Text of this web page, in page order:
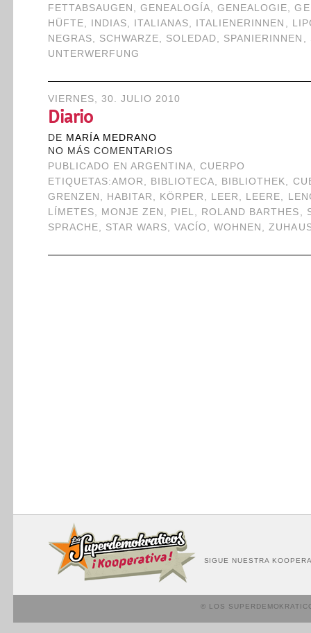
FETTABSAUGEN , GENEALOGÍA,GENEALOGIE,
HÜFTE, INDIAS, ITALIANAS, ITALIENERINNEN ,
NEGRAS, SCHWARZE, SOLEDAD, SPANIERINNEN ,
UNTERWERFUNG
VIERNES, 30. JULIO 2010
Diario
DE MARÍA MEDRANO
NO MÁS COMENTARIOS
PUBLICADO EN ARGENTINA,CUERPO
ETIQUETAS:AMOR , BIBLIOTECA, BIBLIOTHEK,
GRENZEN , HABITAR , KÖRPER , LEER , LEERE,
LÍMETES, MONJE ZEN , PIEL, ROLAND BARTHES ,
SPRACHE, STAR WARS,VACÍO ,WOHNEN ,
SIGUE NUESTRA
© LOS